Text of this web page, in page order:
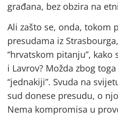
građana, bez obzira na
Ali zašto se, onda, tokom
presudama iz
“hrvatskom pitanju”,
i Lavrov? Možda zbog
“jednakiji”. Svuda na
sud donese presudu, o
Nema kompromisa u